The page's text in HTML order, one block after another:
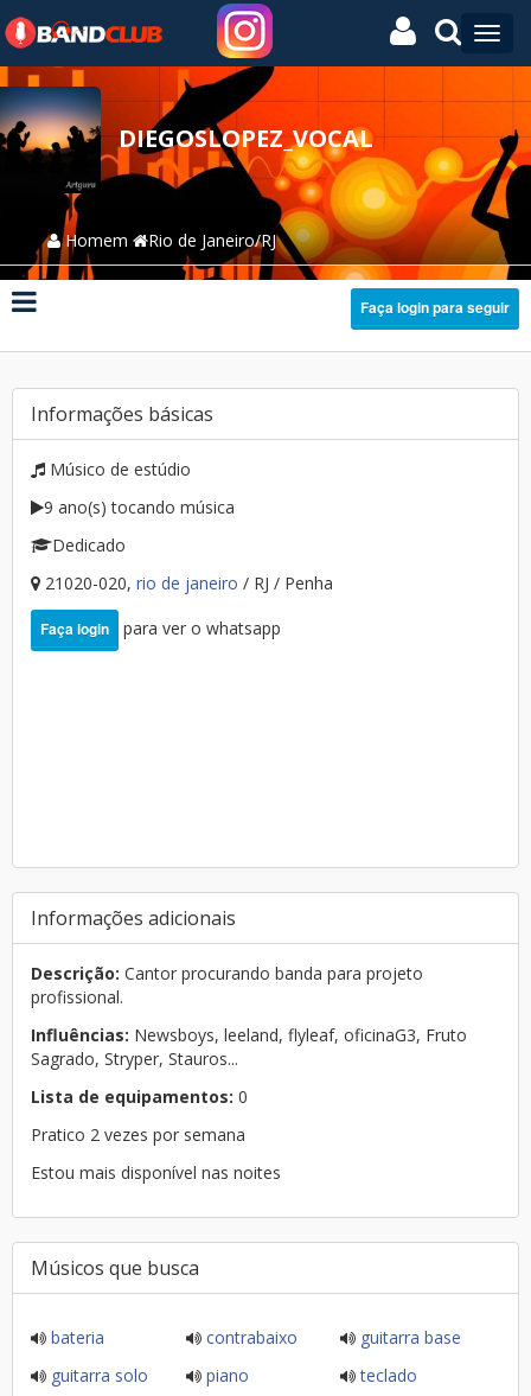
DIEGOSLOPEZ_VOCAL
Homem Rio de Janeiro/RJ
Faça login para seguir
Informações básicas
Músico de estúdio
9 ano(s) tocando música
Dedicado
21020-020, rio de janeiro / RJ / Penha
Faça login para ver o whatsapp
Informações adicionais
Descrição: Cantor procurando banda para projeto
profissional.
Influências: Newsboys, leeland, flyleaf, oficinaG3, Fruto
Sagrado, Stryper, Stauros...
Lista de equipamentos: 0
Pratico 2 vezes por semana
Estou mais disponível nas noites
Músicos que busca
bateria contrabaixo
guitarra base
guitarra solo
piano
teclado